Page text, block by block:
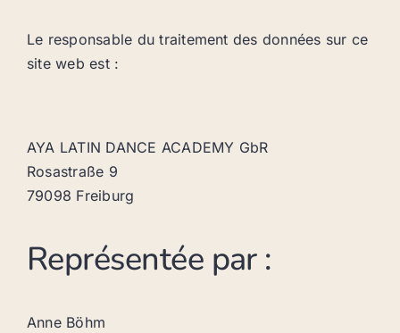
Le responsable du traitement des données sur ce
site web est :
AYA LATIN DANCE ACADEMY GbR
Rosastraße 9
79098 Freiburg
Représentée par :
Anne Böhm